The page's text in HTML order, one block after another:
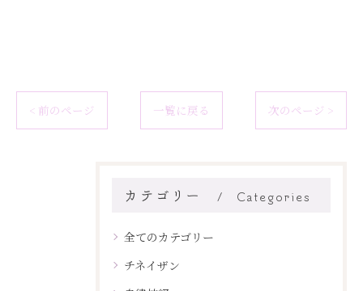
< 前のページ 一覧に戻る 次のページ >
カテゴリー Categories
全てのカテゴリー
チネイザン